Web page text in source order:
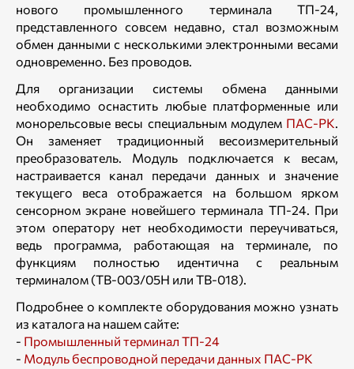
нового промышленного терминала ТП-24,
представленного совсем недавно, стал возможным
обмен данными с несколькими электронными весами
одновременно. Без проводов.
Для организации системы обмена данными
необходимо оснастить любые платформенные или
монорельсовые весы специальным модулем ПАС-РК.
Он заменяет традиционный весоизмерительный
преобразователь. Модуль подключается к весам,
настраивается канал передачи данных и значение
текущего веса отображается на большом ярком
сенсорном экране новейшего терминала ТП-24. При
этом оператору нет необходимости переучиваться,
ведь программа, работающая на терминале, по
функциям полностью идентична с реальным
терминалом (ТВ-003/05Н или ТВ-018).
Подробнее о комплекте оборудования можно узнать
из каталога на нашем сайте:
- Промышленный терминал ТП-24
- Модуль беспроводной передачи данных ПАС-РК